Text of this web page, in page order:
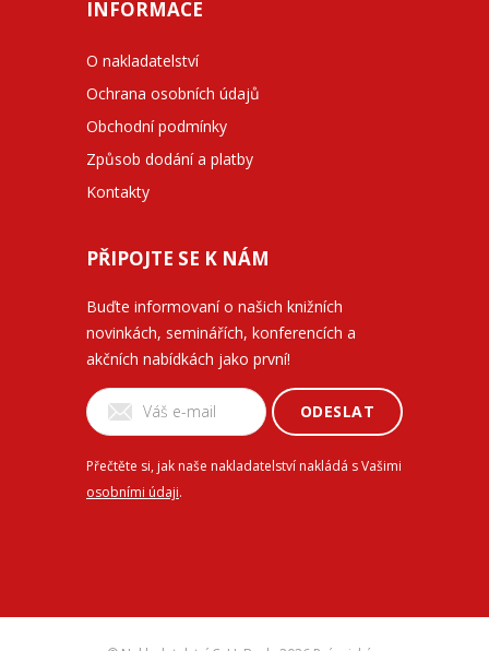
INFORMACE
O nakladatelství
Ochrana osobních údajů
Obchodní podmínky
Způsob dodání a platby
Kontakty
PŘIPOJTE SE K NÁM
Buďte informovaní o našich knižních
novinkách, seminářích, konferencích a
akčních nabídkách jako první!
ODESLAT
Přečtěte si, jak naše nakladatelství nakládá s Vašimi
osobními údaji.